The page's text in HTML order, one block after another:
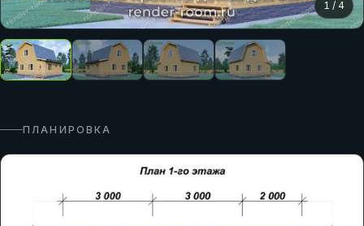
1 / 4
ПЛАНИРОВКА